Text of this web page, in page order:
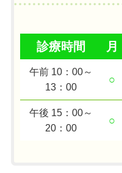
診療時間 月
午前 10：00～
13：00
○
午後 15：00～
20：00
○